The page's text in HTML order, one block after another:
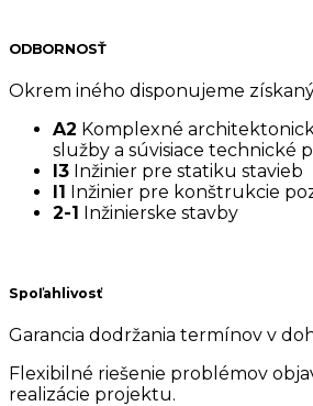
ODBORNOSŤ
Okrem iného disponujeme
A2 Komplexné
služby a súvisiace technické
I3 Inžinier pre statiku stavieb
I1
Inžinier pre konštrukcie
2-1
Inžinierske stavby
Spoľahlivosť
Garancia dodržania termínov v
Flexibilné riešenie problémov
realizácie projektu.